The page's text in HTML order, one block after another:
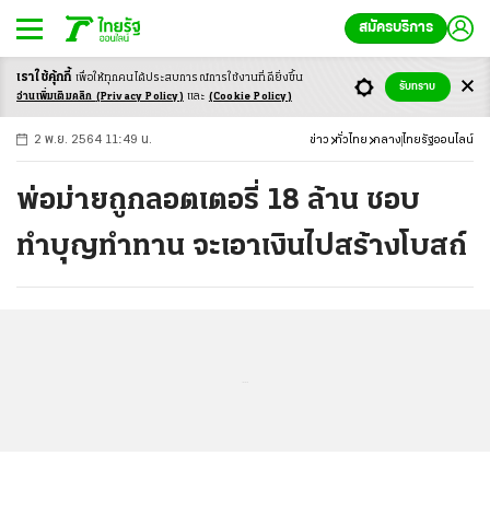
สมัครบริการ
-ก ก ก+
2 พ.ย. 2564 11:49 น. ข่าว ทั่วไทย กลาง ไทยรัฐออนไลน์
พ่อม่ายถูกลอตเตอรี่ 18 ล้าน ชอบ
ทำบุญทำทาน จะเอาเงินไปสร้างโบสถ์
เราใช้คุ้กกี้ เพื่อให้ทุกคนได้ประสบการณ์การใช้งานที่ดียิ่งขึ้น
อ่านเพิ่มเติมคลิก (Privacy Policy) และ (Cookie Policy)
รับทราบ